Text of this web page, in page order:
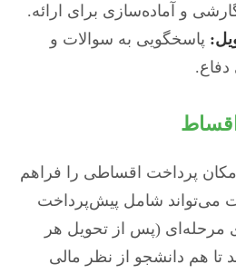
و آماده‌سازی برای ارائه.
پاسخگویی به سوالات و
دفاع.
پرداخت اقساطی را فراهم
می‌تواند شامل پیش‌پرداخت
مرحله‌ای (پس از تحویل هر
هم دانشجو از نظر مالی